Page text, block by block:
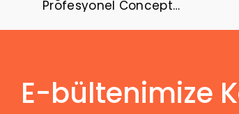
Profesyonel Concept
E-bültenimize